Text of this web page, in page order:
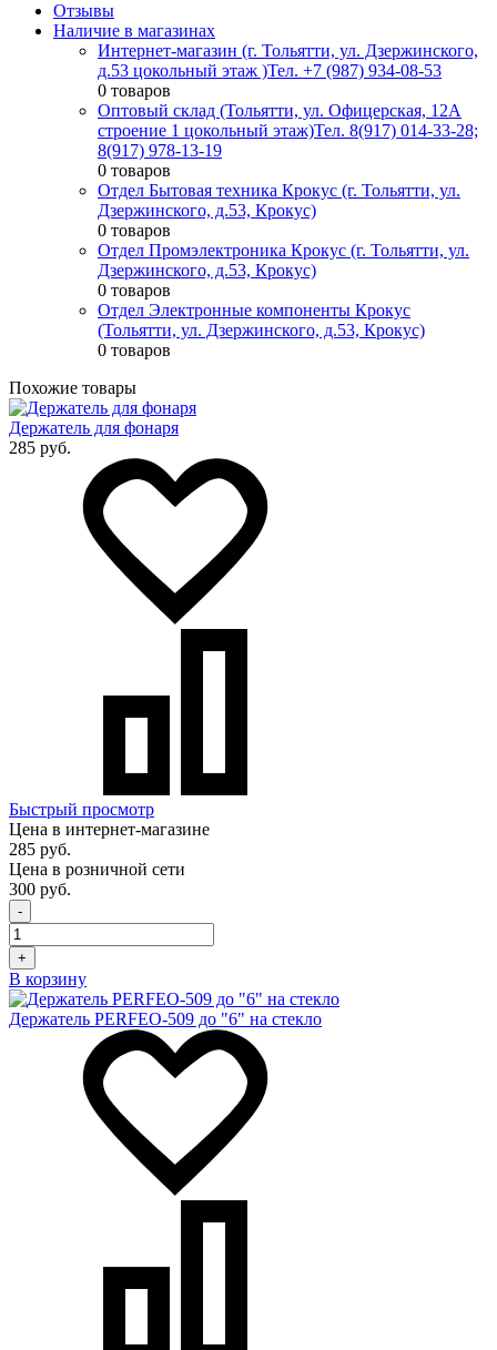
Отзывы
Наличие в магазинах
Интернет-магазин (г. Тольятти, ул. Дзержинского,
д.53 цокольный этаж )Тел. +7 (987) 934-08-53
0 товаров
Оптовый склад (Тольятти, ул. Офицерская, 12А
строение 1 цокольный этаж)Тел. 8(917) 014-33-28;
8(917) 978-13-19
0 товаров
Отдел Бытовая техника Крокус (г. Тольятти, ул.
Дзержинского, д.53, Крокус)
0 товаров
Отдел Промэлектроника Крокус (г. Тольятти, ул.
Дзержинского, д.53, Крокус)
0 товаров
Отдел Электронные компоненты Крокус
(Тольятти, ул. Дзержинского, д.53, Крокус)
0 товаров
Похожие товары
Держатель для фонаря
285 руб.
Быстрый просмотр
Цена в интернет-магазине
285 руб.
Цена в розничной сети
300 руб.
-
+
В корзину
Держатель PERFEO-509 до "6" на стекло